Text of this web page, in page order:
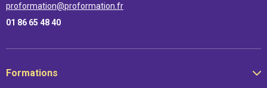
proformation@proformation.fr
01 86 65 48 40
Formations